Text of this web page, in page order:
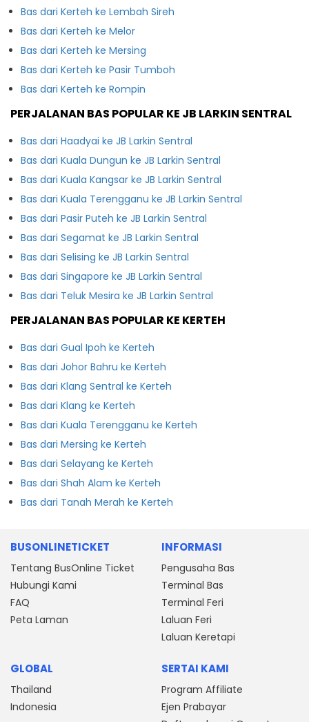
Bas dari Kerteh ke Lembah Sireh
Bas dari Kerteh ke Melor
Bas dari Kerteh ke Mersing
Bas dari Kerteh ke Pasir Tumboh
Bas dari Kerteh ke Rompin
PERJALANAN BAS POPULAR KE JB LARKIN SENTRAL
Bas dari Haadyai ke JB Larkin Sentral
Bas dari Kuala Dungun ke JB Larkin Sentral
Bas dari Kuala Kangsar ke JB Larkin Sentral
Bas dari Kuala Terengganu ke JB Larkin Sentral
Bas dari Pasir Puteh ke JB Larkin Sentral
Bas dari Segamat ke JB Larkin Sentral
Bas dari Selising ke JB Larkin Sentral
Bas dari Singapore ke JB Larkin Sentral
Bas dari Teluk Mesira ke JB Larkin Sentral
PERJALANAN BAS POPULAR KE KERTEH
Bas dari Gual Ipoh ke Kerteh
Bas dari Johor Bahru ke Kerteh
Bas dari Klang Sentral ke Kerteh
Bas dari Klang ke Kerteh
Bas dari Kuala Terengganu ke Kerteh
Bas dari Mersing ke Kerteh
Bas dari Selayang ke Kerteh
Bas dari Shah Alam ke Kerteh
Bas dari Tanah Merah ke Kerteh
BUSONLINETICKET
Tentang BusOnline Ticket
Hubungi Kami
FAQ
Peta Laman
INFORMASI
Pengusaha Bas
Terminal Bas
Terminal Feri
Laluan Feri
Laluan Keretapi
GLOBAL
Thailand
Indonesia
SERTAI KAMI
Program Affiliate
Ejen Prabayar